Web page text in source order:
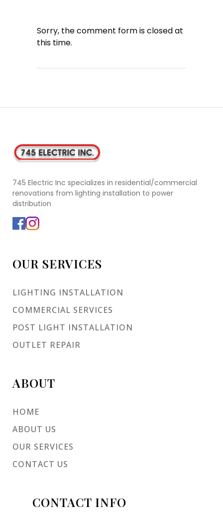
Sorry, the comment form is closed at
this time.
745 Electric Inc specializes in residential/commercial
renovations from lighting installation to power
distribution
OUR SERVICES
LIGHTING INSTALLATION
COMMERCIAL SERVICES
POST LIGHT INSTALLATION
OUTLET REPAIR
ABOUT
HOME
ABOUT US
OUR SERVICES
CONTACT US
CONTACT INFO